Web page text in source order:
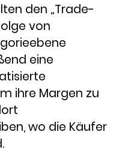
den „Trade-
von
eine
ihre Margen zu
wo die Käufer